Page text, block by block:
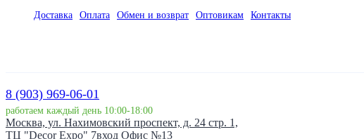
Доставка Оплата Обмен и возврат Оптовикам Контакты
8 (903) 969-06-01
работаем каждый день 10:00-18:00
Москва, ул. Нахимовский проспект, д. 24 стр. 1,
ТЦ "Decor Expo" 7вход Офис №13